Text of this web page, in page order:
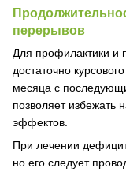
перерывов
Для профилактики и
достаточно
месяца с
позволяет избежать
эффектов.
При лечении
но его следует